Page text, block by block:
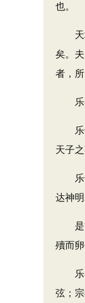
也。
天地
矣。
者，所
乐者
乐也
天子
乐也
达神
是故
殰而
乐者
弦；